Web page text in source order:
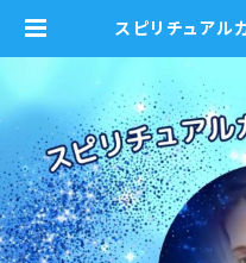
スピリチュア